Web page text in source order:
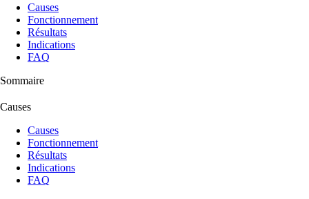
Causes
Fonctionnement
Résultats
Indications
FAQ
Sommaire
Causes
Causes
Fonctionnement
Résultats
Indications
FAQ